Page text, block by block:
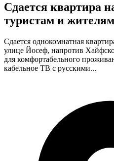
Сдается квартира
туристам и
Сдается однокомнатная
улице Йосеф, напротив
для комфортабельного
кабельное ТВ с русскими...